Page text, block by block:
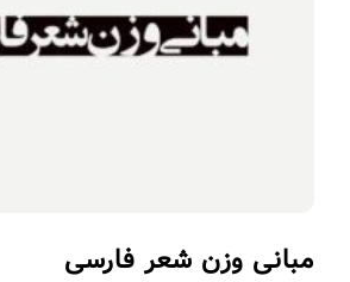
مبانی وزن شعر فارسی